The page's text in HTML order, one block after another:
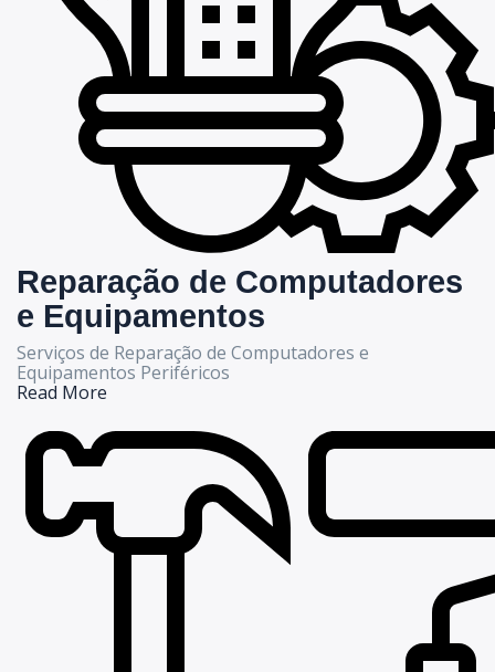
Reparação de Computadores
e Equipamentos
Serviços de Reparação de Computadores e
Equipamentos Periféricos
Read More